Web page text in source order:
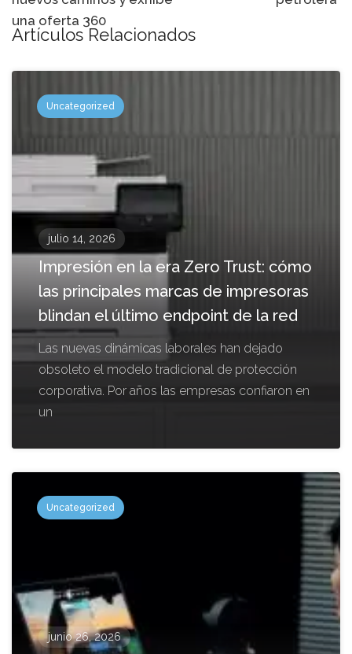
una oferta 360
Artículos Relacionados
Uncategorized
julio 14, 2026
Impresión en la era Zero Trust: cómo
las principales marcas de impresoras
blindan el último endpoint de la red
Las nuevas dinámicas laborales han dejado
obsoleto el modelo tradicional de protección
corporativa. Por años las empresas confiaron en
un
Uncategorized
junio 26, 2026